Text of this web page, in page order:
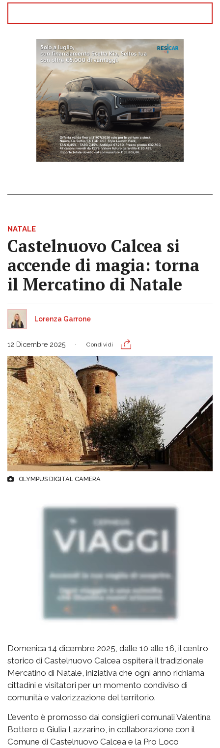
NATALE
Castelnuovo Calcea si
accende di magia: torna
il Mercatino di Natale
Lorenza Garrone
12 Dicembre 2025 Condividi
OLYMPUS DIGITAL CAMERA
Domenica 14 dicembre 2025, dalle 10 alle 16, il centro
storico di Castelnuovo Calcea ospiterà il tradizionale
Mercatino di Natale, iniziativa che ogni anno richiama
cittadini e visitatori per un momento condiviso di
comunità e valorizzazione del territorio.
L’evento è promosso dai consiglieri comunali Valentina
Bottero e Giulia Lazzarino, in collaborazione con il
Comune di Castelnuovo Calcea e la Pro Loco